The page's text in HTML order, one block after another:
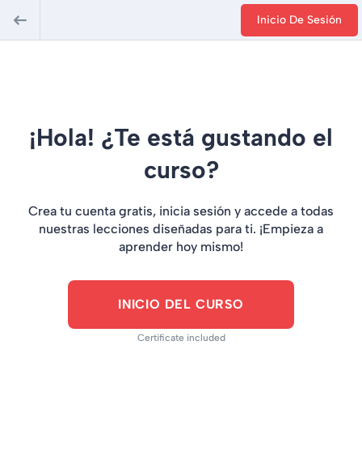
Inicio De Sesión
¡Hola! ¿Te está gustando el
curso?
Crea tu cuenta gratis, inicia sesión y accede a todas
nuestras lecciones diseñadas para ti. ¡Empieza a
aprender hoy mismo!
INICIO DEL CURSO
Certificate included